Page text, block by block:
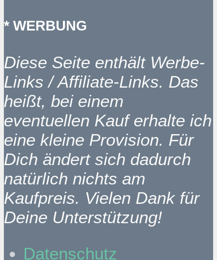
* WERBUNG
Diese Seite enthält Werbe-
Links / Affiliate-Links. Das
heißt, bei einem
eventuellen Kauf erhalte ich
eine kleine Provision. Für
Dich ändert sich dadurch
natürlich nichts am
Kaufpreis. Vielen Dank für
Deine Unterstützung!
Datenschutz